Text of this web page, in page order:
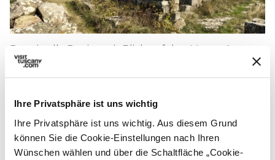
Ihre Privatsphäre ist uns wichtig
Ihre Privatsphäre ist uns wichtig. Aus diesem Grund
können Sie die Cookie-Einstellungen nach Ihren
Wünschen wählen und über die Schaltfläche „Cookie-
Poggio alla Regina mit Blick auf den Monte Acuto -
Photo © Katia Boccanera